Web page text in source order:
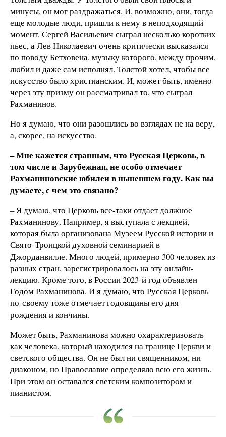
минусы, он мог раздражаться. И, возможно, они, тогда
еще молодые люди, пришли к нему в неподходящий
момент. Сергей Васильевич сыграл несколько коротких
пьес, а Лев Николаевич очень критически высказался
по поводу Бетховена, музыку которого, между прочим,
любил и даже сам исполнял. Толстой хотел, чтобы все
искусство было христианским. И, может быть, именно
через эту призму он рассматривал то, что сыграл
Рахманинов.
Но я думаю, что они разошлись во взглядах не на веру,
а, скорее, на искусство.
– Мне кажется странным, что Русская Церковь, в
том числе и Зарубежная, не особо отмечает
Рахманиновские юбилеи в нынешнем году. Как вы
думаете, с чем это связано?
– Я думаю, что Церковь все-таки отдает должное
Рахманинову. Например, я выступала с лекцией,
которая была организована Музеем Русской истории и
Свято-Троицкой духовной семинарией в
Джорданвилле. Много людей, примерно 300 человек из
разных стран, зарегистрировалось на эту онлайн-
лекцию. Кроме того, в России 2023-й год объявлен
Годом Рахманинова. И я думаю, что Русская Церковь
по-своему тоже отмечает годовщины его дня
рождения и кончины.
Может быть, Рахманинова можно охарактеризовать
как человека, который находился на границе Церкви и
светского общества. Он не был ни священником, ни
диаконом, но Православие определяло всю его жизнь.
При этом он оставался светским композитором и
пианистом.